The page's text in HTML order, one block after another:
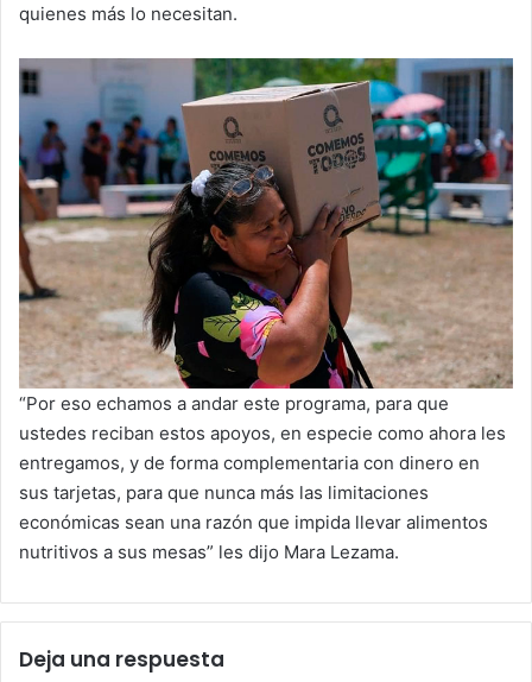
quienes más lo necesitan.
“Por eso echamos a andar este programa, para que
ustedes reciban estos apoyos, en especie como ahora les
entregamos, y de forma complementaria con dinero en
sus tarjetas, para que nunca más las limitaciones
económicas sean una razón que impida llevar alimentos
nutritivos a sus mesas” les dijo Mara Lezama.
Deja una respuesta